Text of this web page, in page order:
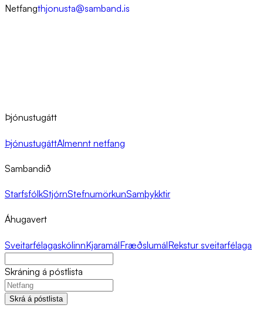
Netfangthjonusta@samband.is
Þjónustugátt
ÞjónustugáttAlmennt netfang
Sambandið
StarfsfólkStjórnStefnumörkunSamþykktir
Áhugavert
SveitarfélagaskólinnKjaramálFræðslumálRekstur sveitarfélaga
Skráning á póstlista
Skrá á póstlista